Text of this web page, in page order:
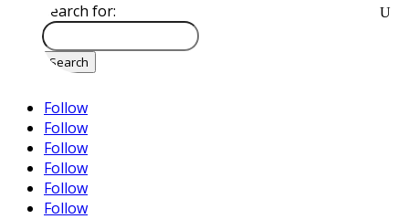
Search for:
Follow
Follow
Follow
Follow
Follow
Follow